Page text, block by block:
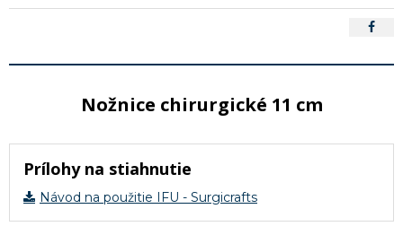
Nožnice chirurgické 11 cm
Prílohy na stiahnutie
Návod na použitie IFU - Surgicrafts